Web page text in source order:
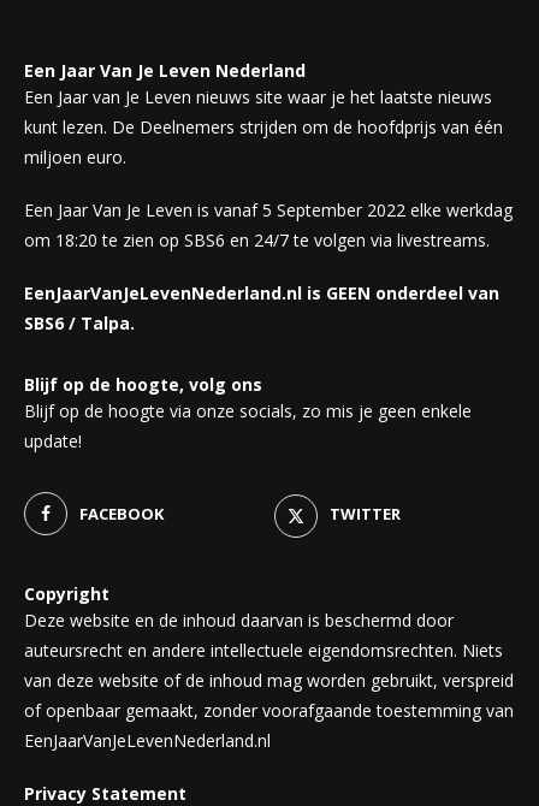
Een Jaar Van Je Leven Nederland
Een Jaar van Je Leven nieuws site waar je het laatste nieuws
kunt lezen. De Deelnemers strijden om de hoofdprijs van één
miljoen euro.
Een Jaar Van Je Leven is vanaf 5 September 2022 elke werkdag
om 18:20 te zien op SBS6 en 24/7 te volgen via livestreams.
EenJaarVanJeLevenNederland.nl is GEEN onderdeel van
SBS6 / Talpa.
Blijf op de hoogte, volg ons
Blijf op de hoogte via onze socials, zo mis je geen enkele
update!
FACEBOOK TWITTER
Copyright
Deze website en de inhoud daarvan is beschermd door
auteursrecht en andere intellectuele eigendomsrechten. Niets
van deze website of de inhoud mag worden gebruikt, verspreid
of openbaar gemaakt, zonder voorafgaande toestemming van
EenJaarVanJeLevenNederland.nl
Privacy Statement